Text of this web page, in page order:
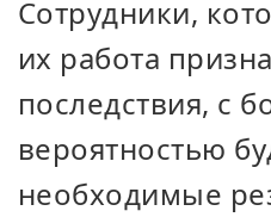
Сотрудники,
их работа
последствия, с
вероятностью
необходимые